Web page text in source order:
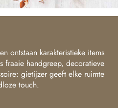
ontstaan karakteristieke items
fraaie handgreep, decoratieve
gietijzer geeft elke ruimte
touch.